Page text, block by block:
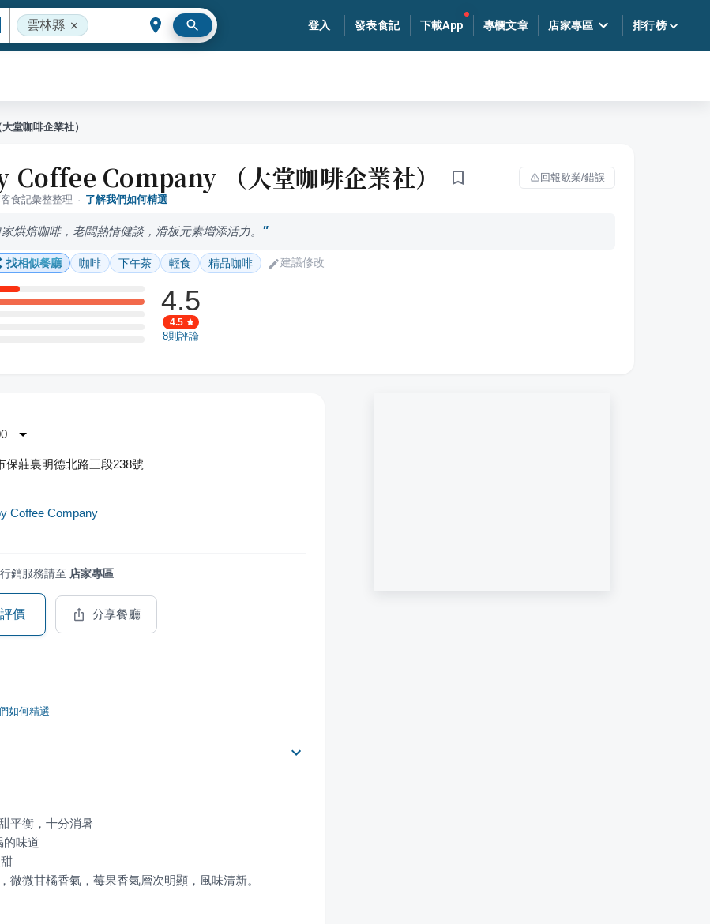
雲林縣 登入 發表食記 下載App 專欄文章 店家專區 排行榜
堂咖啡企業社）
Company （大堂咖啡企業社）
回報歇業/錯誤
食記彙整整理 · 了解我們如何精選
烘焙咖啡，老闆熱情健談，滑板元素增添活力。
找相似餐廳 咖啡 下午茶 輕食 精品咖啡 建議修改
4.5
4.5
8則評論
保莊裏明德北路三段238號
Coffee Company
銷服務請至 店家專區
價 分享餐廳
如何精選
微微甘橘香氣，莓果香氣層次明顯，風味清新。